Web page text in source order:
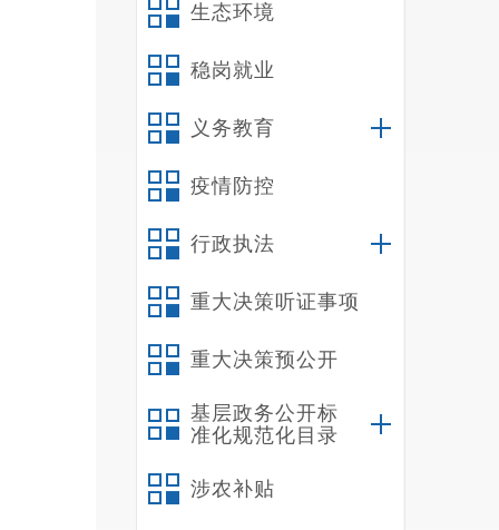
生态环境
稳岗就业
义务教育
疫情防控
行政执法
重大决策听证事项
重大决策预公开
基层政务公开标
准化规范化目录
涉农补贴